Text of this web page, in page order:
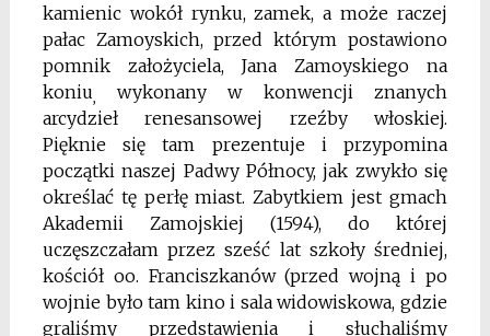
kamienic wokół rynku, zamek, a może raczej
pałac Zamoyskich, przed którym postawiono
pomnik założyciela, Jana Zamoyskiego na
koniu,
wykonany w konwencji znanych
arcydzieł renesansowej rzeźby włoskiej.
Pięknie się tam prezentuje i przypomina
początki naszej Padwy Północy, jak zwykło się
określać tę per­łę miast. Zabytkiem jest gmach
Akademii Zamojskiej (1594), do której
uczęszczałam przez sześć lat szkoły średniej,
kościół oo. Franciszkanów (przed wojną i po
wojnie było tam kino i sala widowiskowa, gdzie
graliśmy przedstawienia i słuchaliśmy